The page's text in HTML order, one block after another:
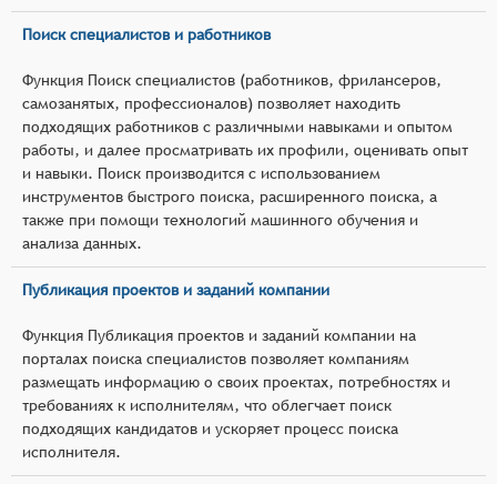
Поиск специалистов и работников
Функция Поиск специалистов (работников, фрилансеров,
самозанятых, профессионалов) позволяет находить
подходящих работников с различными навыками и опытом
работы, и далее просматривать их профили, оценивать опыт
и навыки. Поиск производится с использованием
инструментов быстрого поиска, расширенного поиска, а
также при помощи технологий машинного обучения и
анализа данных.
Публикация проектов и заданий компании
Функция Публикация проектов и заданий компании на
порталах поиска специалистов позволяет компаниям
размещать информацию о своих проектах, потребностях и
требованиях к исполнителям, что облегчает поиск
подходящих кандидатов и ускоряет процесс поиска
исполнителя.